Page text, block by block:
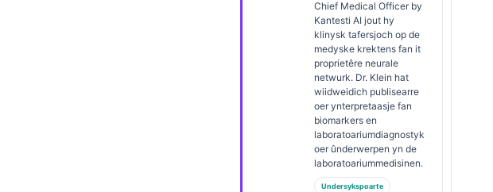
Chief Medical Officer by
Kantesti AI jout hy
klinysk tafersjoch op de
medyske krektens fan it
proprietêre neurale
netwurk. Dr. Klein hat
wiidweidich publisearre
oer ynterpretaasje fan
biomarkers en
laboratoariumdiagnostyk
oer ûnderwerpen yn de
laboratoariummedisinen.
Undersykspoarte